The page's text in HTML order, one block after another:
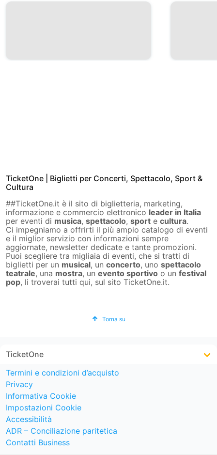
TicketOne | Biglietti per Concerti, Spettacolo, Sport &
Cultura
##TicketOne.it è il sito di biglietteria, marketing,
informazione e commercio elettronico leader in Italia
per eventi di musica, spettacolo, sport e cultura.
Ci impegniamo a offrirti il più ampio catalogo di eventi
e il miglior servizio con informazioni sempre
aggiornate, newsletter dedicate e tante promozioni.
Puoi scegliere tra migliaia di eventi, che si tratti di
biglietti per un musical, un concerto, uno spettacolo
teatrale, una mostra, un evento sportivo o un festival
pop, li troverai tutti qui, sul sito TicketOne.it.
Torna su
TicketOne
Termini e condizioni d’acquisto
Privacy
Informativa Cookie
Impostazioni Cookie
Accessibilità
ADR – Conciliazione paritetica
Contatti Business